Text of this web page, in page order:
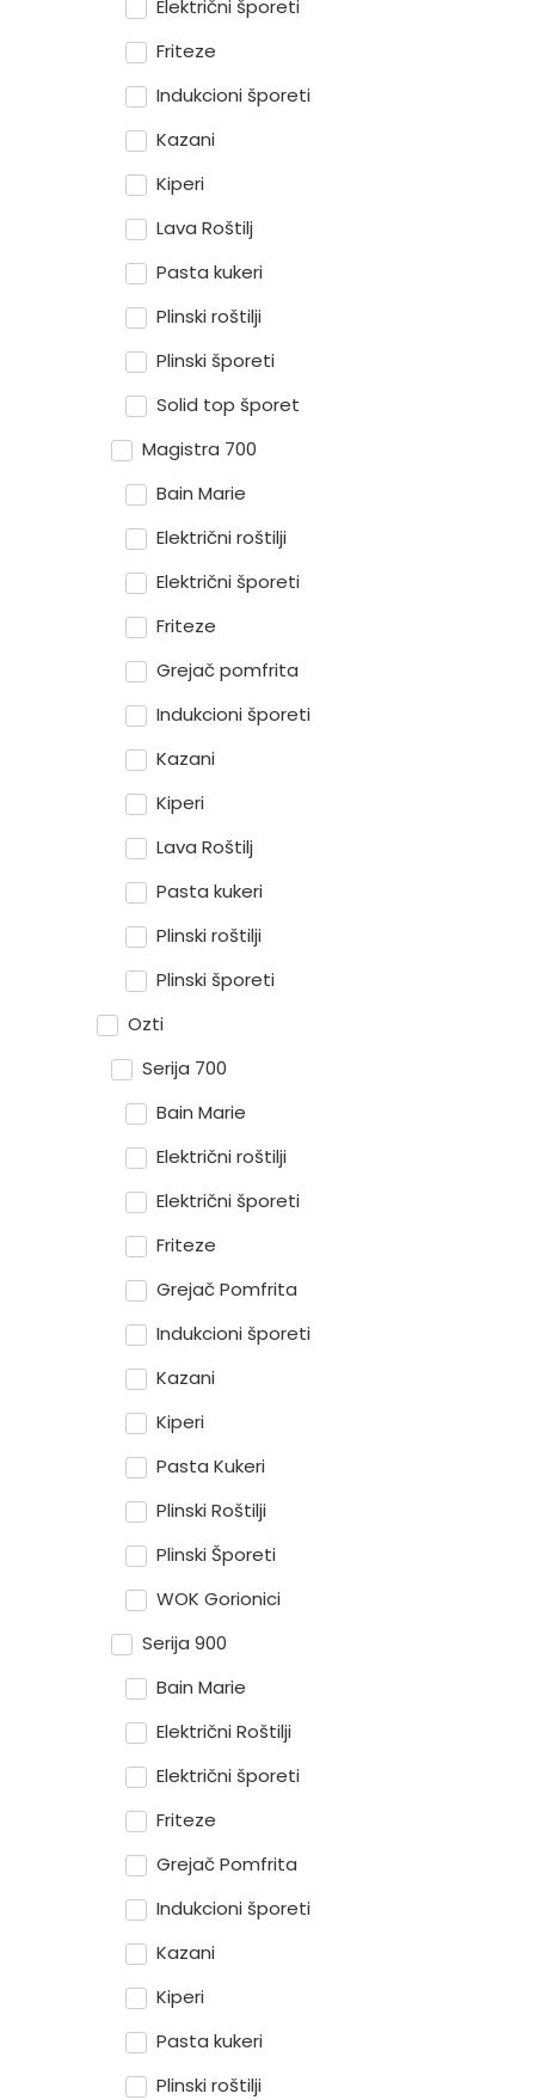
Električni šporeti
Friteze
Indukcioni šporeti
Kazani
Kiperi
Lava Roštilj
Pasta kukeri
Plinski roštilji
Plinski šporeti
Solid top šporet
Magistra 700
Bain Marie
Električni roštilji
Električni šporeti
Friteze
Grejač pomfrita
Indukcioni šporeti
Kazani
Kiperi
Lava Roštilj
Pasta kukeri
Plinski roštilji
Plinski šporeti
Ozti
Serija 700
Bain Marie
Električni roštilji
Električni šporeti
Friteze
Grejač Pomfrita
Indukcioni šporeti
Kazani
Kiperi
Pasta Kukeri
Plinski Roštilji
Plinski Šporeti
WOK Gorionici
Serija 900
Bain Marie
Električni Roštilji
Električni šporeti
Friteze
Grejač Pomfrita
Indukcioni šporeti
Kazani
Kiperi
Pasta kukeri
Plinski roštilji